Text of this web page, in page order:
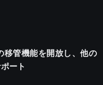
移管機能を開放し、他の
ート